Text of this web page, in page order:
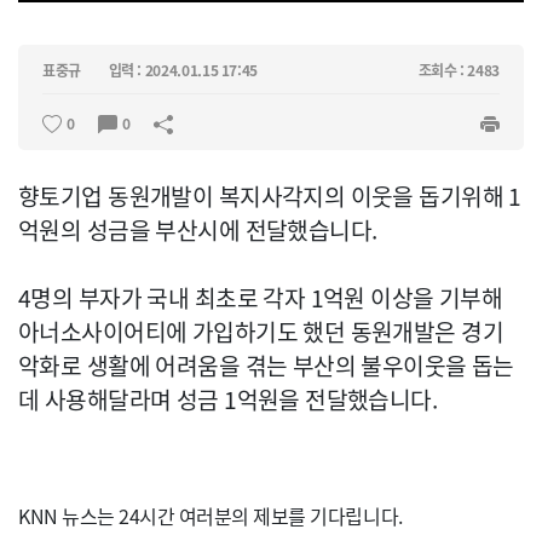
표중규 입력 : 2024.01.15 17:45 조회수 : 2483
0 0
향토기업 동원개발이 복지사각지의 이웃을 돕기위해 1
억원의 성금을 부산시에 전달했습니다.
4명의 부자가 국내 최초로 각자 1억원 이상을 기부해
아너소사이어티에 가입하기도 했던 동원개발은 경기
악화로 생활에 어려움을 겪는 부산의 불우이웃을 돕는
데 사용해달라며 성금 1억원을 전달했습니다.
KNN 뉴스는 24시간 여러분의 제보를 기다립니다.